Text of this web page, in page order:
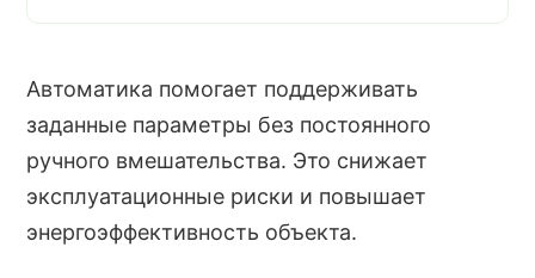
Автоматика помогает поддерживать
заданные параметры без постоянного
ручного вмешательства. Это снижает
эксплуатационные риски и повышает
энергоэффективность объекта.